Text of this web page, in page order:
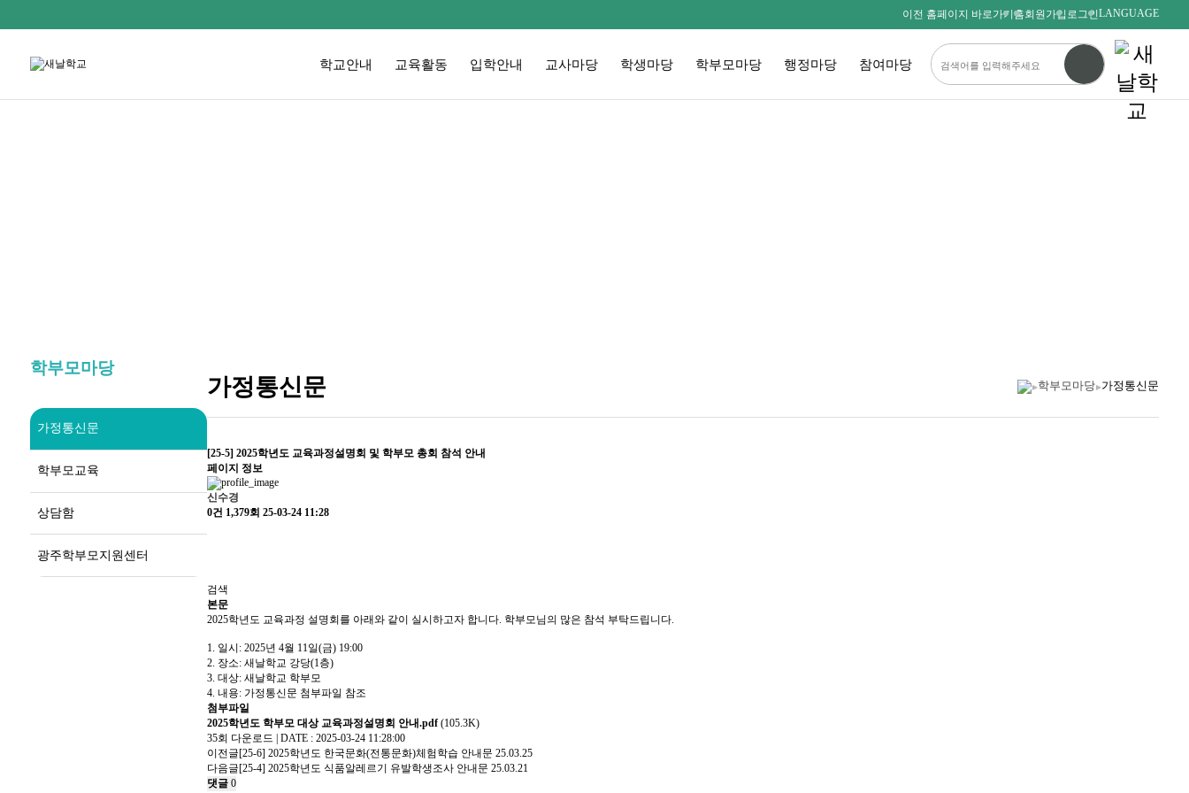
이전 홈페이지 바로가기홈회원가입 로그인LANGUAGE
학교안내 교육활동 입학안내 교사마당 학생마당 학부모마당 행정마당 참여마당
학부모마당
가정통신문
학부모교육
상담함
광주학부모지원센터
가정통신문 학부모마당 가정통신문
[25-5] 2025학년도 교육과정설명회 및 학부모 총회 참석 안내
페이지 정보
신수경
0건 1,379회 25-03-24 11:28
검색
본문
2025학년도 교육과정 설명회를 아래와 같이 실시하고자 합니다. 학부모님의 많은 참석 부탁드립니다.
1. 일시: 2025년 4월 11일(금) 19:00
2. 장소: 새날학교 강당(1층)
3. 대상: 새날학교 학부모
4. 내용: 가정통신문 첨부파일 참조
첨부파일
2025학년도 학부모 대상 교육과정설명회 안내.pdf(105.3K)
35회 다운로드 | DATE : 2025-03-24 11:28:00
이전글[25-6] 2025학년도 한국문화(전통문화)체험학습 안내문 25.03.25
다음글[25-4] 2025학년도 식품알레르기 유발학생조사 안내문 25.03.21
댓글0